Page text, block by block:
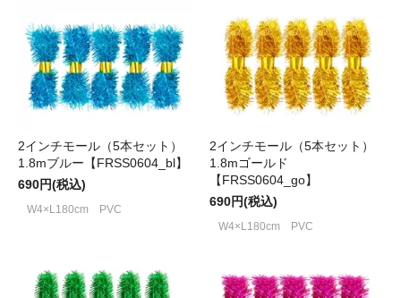
2インチモール（5本セット）
1.8mブルー【FRSS0604_bl】
690円(税込)
W4×L180cm PVC
2インチモール（5本セット）
1.8mゴールド
【FRSS0604_go】
690円(税込)
W4×L180cm PVC